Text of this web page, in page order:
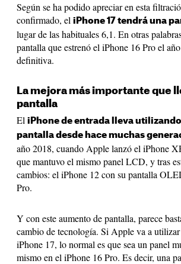
Según se ha podido apreciar en esta
confirmado, el iPhone 17 tendrá una
lugar de las habituales 6,1. En otras
pantalla que estrenó el iPhone 16 Pro el
definitiva.
La mejora más importante que
pantalla
El iPhone de entrada lleva
pantalla desde hace muchas
año 2018, cuando Apple lanzó el iPhone
que mantuvo el mismo panel LCD, y tras
cambios: el iPhone 12 con su pantalla
Pro.
Y con este aumento de pantalla, parece
cambio de tecnología. Si Apple va a
iPhone 17, lo normal es que sea un panel
mismo en el iPhone 16 Pro. Es decir, una